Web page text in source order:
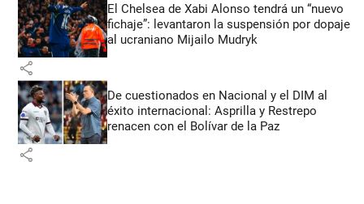
El Chelsea de Xabi Alonso tendrá un “nuevo
fichaje”: levantaron la suspensión por dopaje
al ucraniano Mijailo Mudryk
share
De cuestionados en Nacional y el DIM al
éxito internacional: Asprilla y Restrepo
renacen con el Bolívar de la Paz
share